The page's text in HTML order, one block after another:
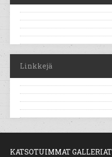
Linkkejä
KATSOTUIMMAT GALLERIAT